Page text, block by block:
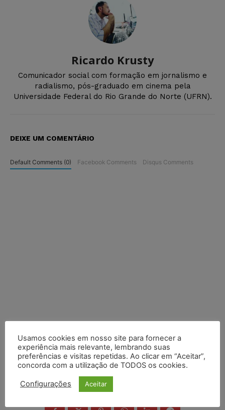
Ricardo Krusty
Comunicador social com formação em jornalismo e
radialismo, pós-graduado em cinema pela
Universidade Federal do Rio Grande do Norte (UFRN).
DEIXE UM COMENTÁRIO
Default Comments (0) Facebook Comments Disqus Comments
COMPARTILHE
Usamos cookies em nosso site para fornecer a
experiência mais relevante, lembrando suas
preferências e visitas repetidas. Ao clicar em “Aceitar”,
concorda com a utilização de TODOS os cookies.
Configurações Aceitar